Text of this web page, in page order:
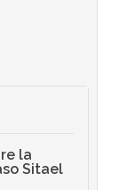
la
Sitael